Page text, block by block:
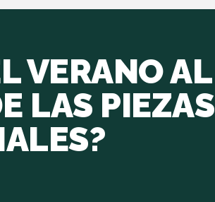
VERANO AL
LAS PIEZAS